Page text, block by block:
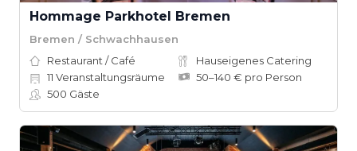
Hommage Parkhotel Bremen
Bremen / Schwachhausen
Restaurant / Café
Hauseigenes Catering
11 Veranstaltungsräume
50–140 € pro Person
500 Gäste